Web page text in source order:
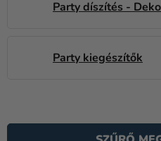
Ruházat
Újdonság
Ünnepek
Party díszítés -
Party kiegészítők
E